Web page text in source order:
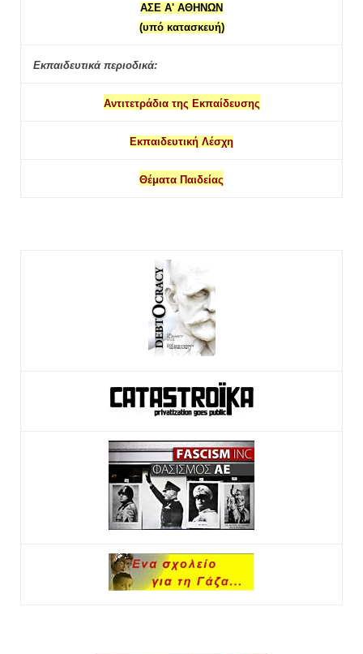
ΑΣΕ Α' ΑΘΗΝΩΝ
(υπό κατασκευή)
Εκπαιδευτικά περιοδικά:
Αντιτετράδια της Εκπαίδευσης
Εκπαιδευτική Λέσχη
Θέματα Παιδείας